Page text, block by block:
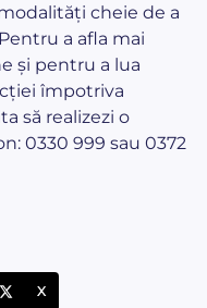
cheie de a
a afla mai
și pentru a lua
împotriva
să realizezi o
0330 999 sau 0372
X